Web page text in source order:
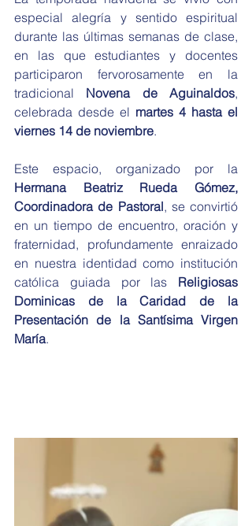
especial alegría y sentido espiritual
durante las últimas semanas de clase,
en las que estudiantes y docentes
participaron fervorosamente en la
tradicional Novena de Aguinaldos,
celebrada desde el martes 4 hasta el
viernes 14 de noviembre.
Hermana Beatriz Rueda Gómez,
Coordinadora de Pastoral, se convirtió
en un tiempo de encuentro, oración y
fraternidad, profundamente enraizado
en nuestra identidad como institución
católica guiada por las Religiosas
Dominicas de la Caridad de la
Presentación de la Santísima Virgen
María.